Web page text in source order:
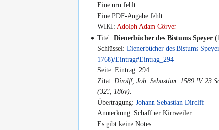
Eine urn fehlt.
Eine PDF-Angabe fehlt.
WIKI: Adolph Adam Cörver
Titel:Dienerbücher des Bistums Speyer
Schlüssel:Dienerbücher des Bistums
1768)/Eintrag#Eintrag_294
Seite: Eintrag_294
Zitat:Dirolff, Joh. Sebastian. 1589 IV 23
(323, 186v).
Übertragung:Johann Sebastian Dirolff
Anmerkung: Schaffner Kirrweiler
Es gibt keine Notes.